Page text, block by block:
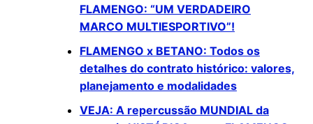
FLAMENGO: “UM VERDADEIRO
MARCO MULTIESPORTIVO”!
FLAMENGO x BETANO: Todos os
detalhes do contrato histórico: valores,
planejamento e modalidades
VEJA: A repercussão MUNDIAL da